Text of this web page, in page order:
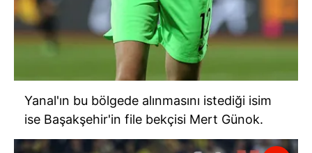
Yanal'ın bu bölgede alınmasını istediği isim
ise Başakşehir'in file bekçisi Mert Günok.